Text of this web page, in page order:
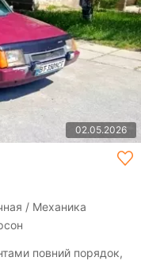
02.05.2026
/ Механика
повний порядок,